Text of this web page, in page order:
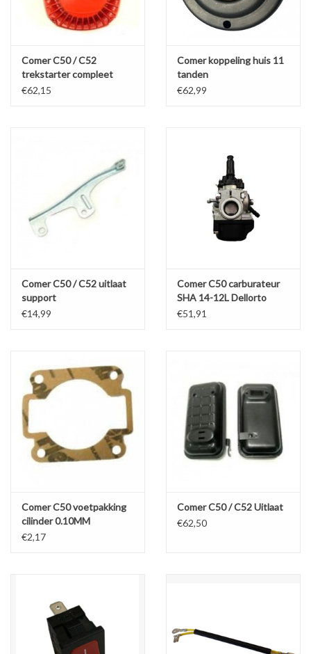
Comer C50 / C52
trekstarter compleet
€62,15
Comer koppeling huis 11
tanden
C50/S60/S80/W60/K60
€62,99
Comer C50 / C52 uitlaat
support
€14,99
Comer C50 carburateur
SHA 14-12L Dellorto
€51,91
Comer C50 voetpakking
cilinder 0.10MM
€2,17
Comer C50 / C52 Uitlaat
€62,50